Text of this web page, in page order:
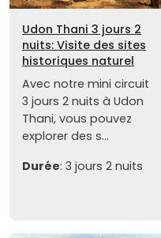
Udon Thani 3 jours 2
nuits: Visite des sites
historiques naturel
Avec notre mini circuit
3 jours 2 nuits à Udon
Thani, vous pouvez
explorer des s...
Durée: 3 jours 2 nuits